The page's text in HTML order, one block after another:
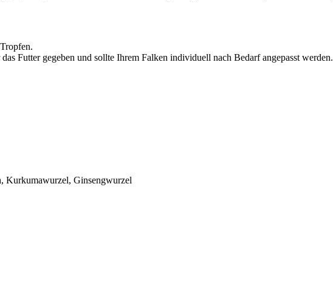
Futter gegeben und sollte Ihrem Falken individuell nach Bedarf angepasst werden.
Kurkumawurzel, Ginsengwurzel